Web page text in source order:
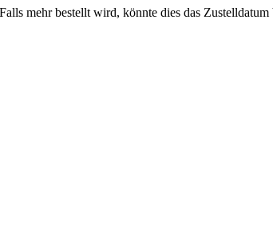
mehr bestellt wird, könnte dies das Zustelldatum